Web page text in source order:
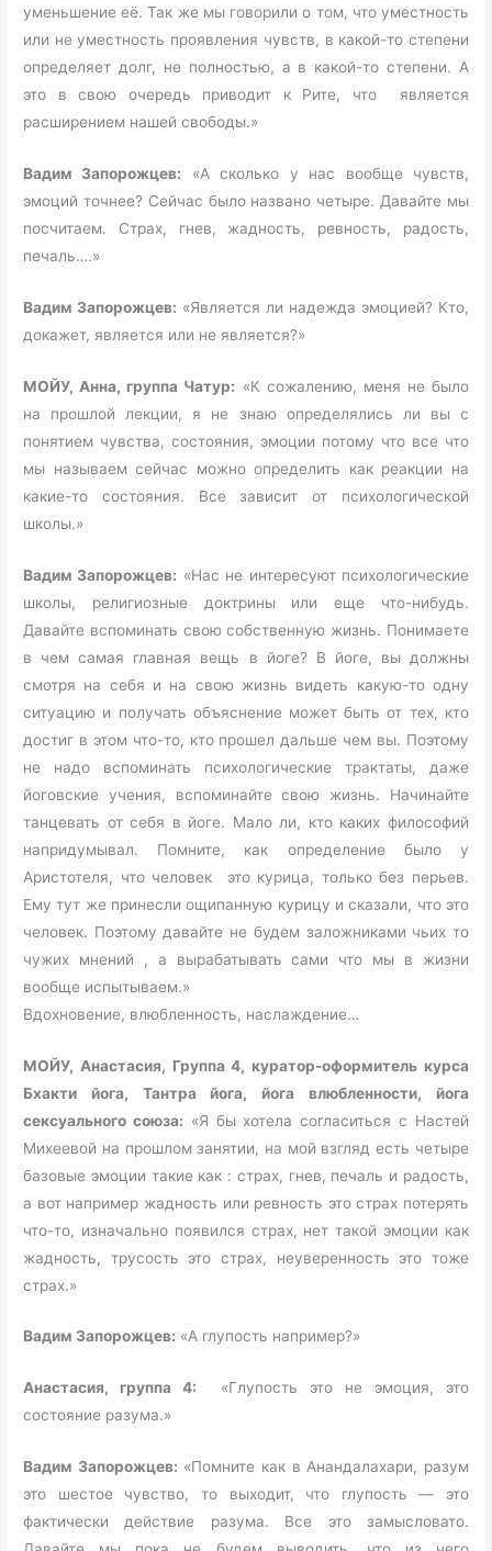
уменьшение её. Так же мы говорили о том, что уместность
или не уместность проявления чувств, в какой-то степени
определяет долг, не полностью, а в какой-то степени. А
это в свою очередь приводит к Рите, что является
расширением нашей свободы.»
Вадим Запорожцев: «А сколько у нас вообще чувств,
эмоций точнее? Сейчас было названо четыре. Давайте мы
посчитаем. Страх, гнев, жадность, ревность, радость,
печаль….»
Вадим Запорожцев: «Является ли надежда эмоцией? Кто,
докажет, является или не является?»
МОЙУ, Анна, группа Чатур: «К сожалению, меня не было
на прошлой лекции, я не знаю определялись ли вы с
понятием чувства, состояния, эмоции потому что все что
мы называем сейчас можно определить как реакции на
какие-то состояния. Все зависит от психологической
школы.»
Вадим Запорожцев: «Нас не интересуют психологические
школы, религиозные доктрины или еще что-нибудь.
Давайте вспоминать свою собственную жизнь. Понимаете
в чем самая главная вещь в йоге? В йоге, вы должны
смотря на себя и на свою жизнь видеть какую-то одну
ситуацию и получать объяснение может быть от тех, кто
достиг в этом что-то, кто прошел дальше чем вы. Поэтому
не надо вспоминать психологические трактаты, даже
йоговские учения, вспоминайте свою жизнь. Начинайте
танцевать от себя в йоге. Мало ли, кто каких философий
напридумывал. Помните, как определение было у
Аристотеля, что человек это курица, только без перьев.
Ему тут же принесли ощипанную курицу и сказали, что это
человек. Поэтому давайте не будем заложниками чьих то
чужих мнений , а вырабатывать сами что мы в жизни
вообще испытываем.»
Вдохновение, влюбленность, наслаждение…
МОЙУ, Анастасия, Группа 4, куратор-оформитель курса
Бхакти йога, Тантра йога, йога влюбленности, йога
сексуального союза: «Я бы хотела согласиться с Настей
Михеевой на прошлом занятии, на мой взгляд есть четыре
базовые эмоции такие как : страх, гнев, печаль и радость,
а вот например жадность или ревность это страх потерять
что-то, изначально появился страх, нет такой эмоции как
жадность, трусость это страх, неуверенность это тоже
страх.»
Вадим Запорожцев: «А глупость например?»
Анастасия, группа 4: «Глупость это не эмоция, это
состояние разума.»
Вадим Запорожцев: «Помните как в Анандалахари, разум
это шестое чувство, то выходит, что глупость — это
фактически действие разума. Все это замысловато.